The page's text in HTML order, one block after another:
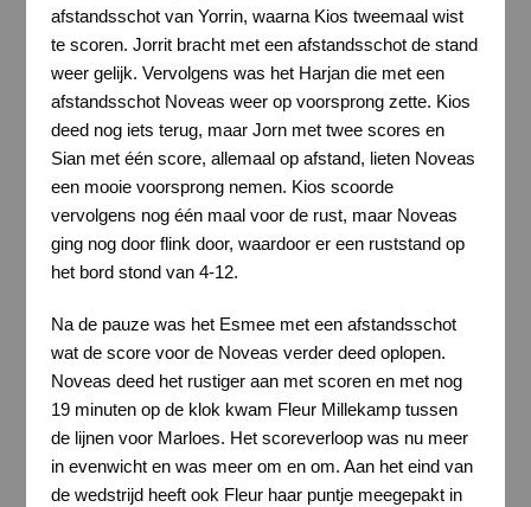
afstandsschot van Yorrin, waarna Kios tweemaal wist
te scoren. Jorrit bracht met een afstandsschot de stand
weer gelijk. Vervolgens was het Harjan die met een
afstandsschot Noveas weer op voorsprong zette. Kios
deed nog iets terug, maar Jorn met twee scores en
Sian met één score, allemaal op afstand, lieten Noveas
een mooie voorsprong nemen. Kios scoorde
vervolgens nog één maal voor de rust, maar Noveas
ging nog door flink door, waardoor er een ruststand op
het bord stond van 4-12.
Na de pauze was het Esmee met een afstandsschot
wat de score voor de Noveas verder deed oplopen.
Noveas deed het rustiger aan met scoren en met nog
19 minuten op de klok kwam Fleur Millekamp tussen
de lijnen voor Marloes. Het scoreverloop was nu meer
in evenwicht en was meer om en om. Aan het eind van
de wedstrijd heeft ook Fleur haar puntje meegepakt in